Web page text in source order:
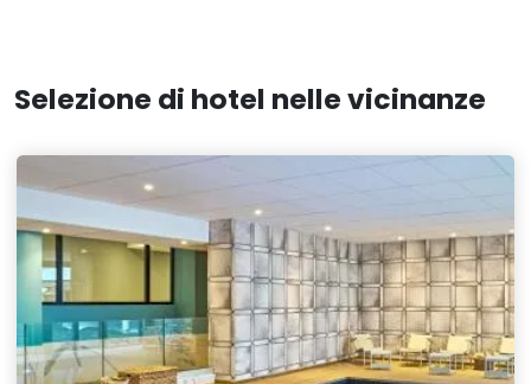
Selezione di hotel nelle vicinanze